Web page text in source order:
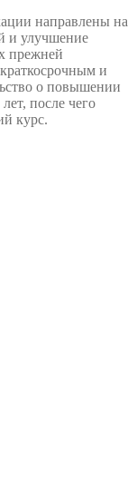
направлены на
и улучшение
прежней
и
о повышении
после чего
курс.